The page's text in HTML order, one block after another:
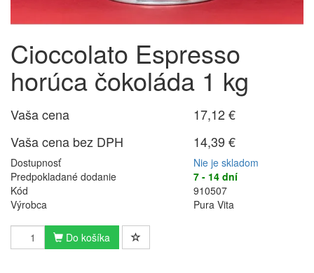
Cioccolato Espresso
horúca čokoláda 1 kg
Vaša cena
17,12 €
Vaša cena bez DPH
14,39 €
Dostupnosť
Nie je skladom
Predpokladané dodanie
7 - 14 dní
Kód
910507
Výrobca
Pura Vita
Do košíka